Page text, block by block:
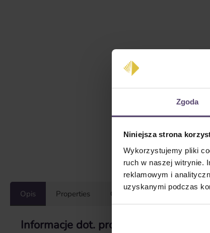
Zgoda
Niniejsza strona
Wykorzystujemy pliki
ruch w naszej witrynie.
reklamowym i
uzyskanymi podczas
Opis Properties Opinie/Recenzje
Informacje dot. produktu "Próbka